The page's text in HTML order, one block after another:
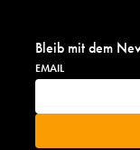
Bleib mit dem